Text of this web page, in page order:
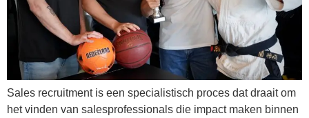
Sales recruitment is een specialistisch proces dat draait om
het vinden van salesprofessionals die impact maken binnen